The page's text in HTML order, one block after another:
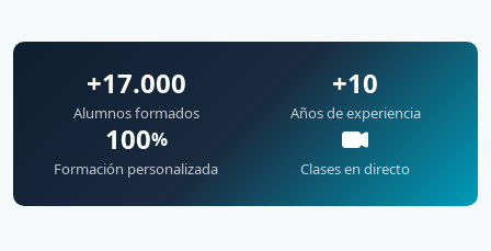
+17.000
Alumnos formados
+10
Años de experiencia
100%
Formación personalizada Clases en directo